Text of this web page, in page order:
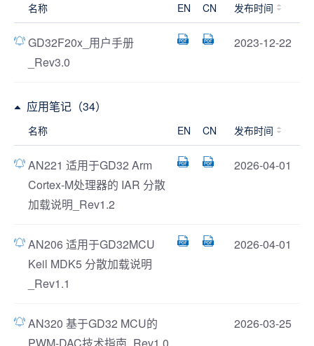
名称 EN CN 发布时间
GD32F20x_用户手册
_Rev3.0
2023-12-22
应用笔记（34）
名称 EN CN 发布时间
AN221 适用于GD32 Arm
Cortex-M处理器的 IAR 分散
加载说明_Rev1.2
2026-04-01
AN206 适用于GD32MCU
Keil MDK5 分散加载说明
_Rev1.1
2026-04-01
AN320 基于GD32 MCU的
2026-03-25